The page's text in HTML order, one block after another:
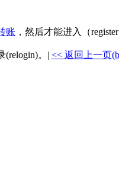
账 ，然后才能进入（register
(relogin)。| << 返回上一页